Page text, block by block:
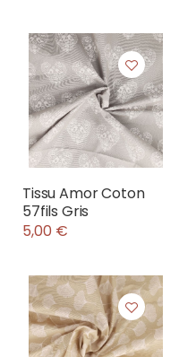
Tissu Amor Coton
57fils Gris
5,00 €